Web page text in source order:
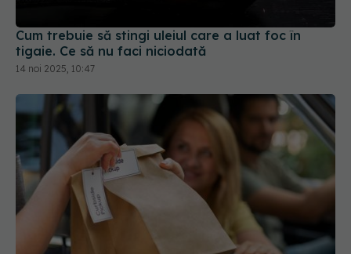
Cum trebuie să stingi uleiul care a luat foc în
tigaie. Ce să nu faci niciodată
14 noi 2025, 10:47